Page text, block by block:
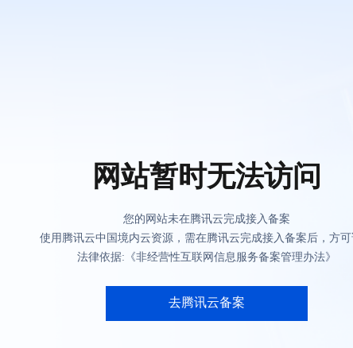
网站暂时无法访问
您的网站未在腾讯云完成接入备案
使用腾讯云中国境内云资源，需在腾讯云完成接入备案后，方
法律依据:《非经营性互联网信息服务备案管理办法》
去腾讯云备案